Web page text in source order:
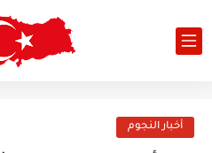
أخبار النجوم